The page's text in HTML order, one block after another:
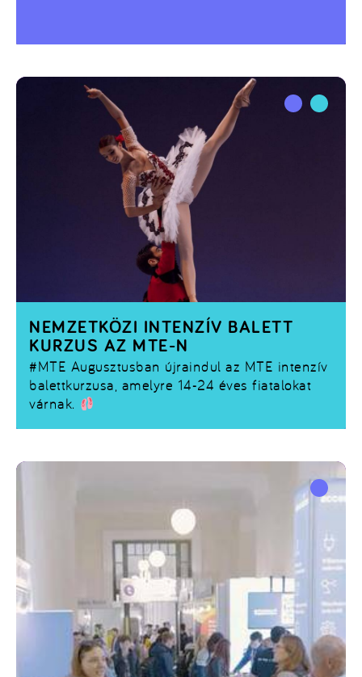
#MTE Augusztusban újraindul az MTE intenzív
balettkurzusa, amelyre 14-24 éves fiatalokat
várnak.
NEMZETKÖZI INTENZÍV BALETT
KURZUS AZ MTE-N